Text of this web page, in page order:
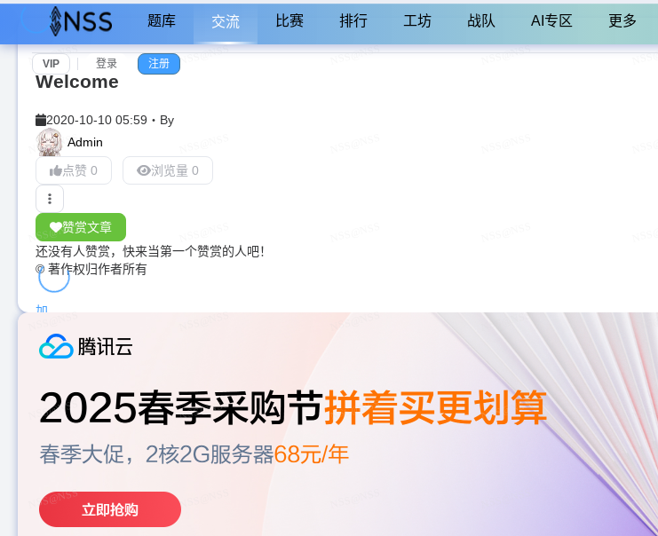
题库 交流 比赛 排行 工坊 战队 AI专区 更多
VIP 登录 注册
Welcome
2020-10-10 05:59 ・ By
Admin
点赞 0
浏览量 0
赞赏文章
还没有人赞赏，快来当第一个赞赏的人吧！
© 著作权归作者所有
加
中...